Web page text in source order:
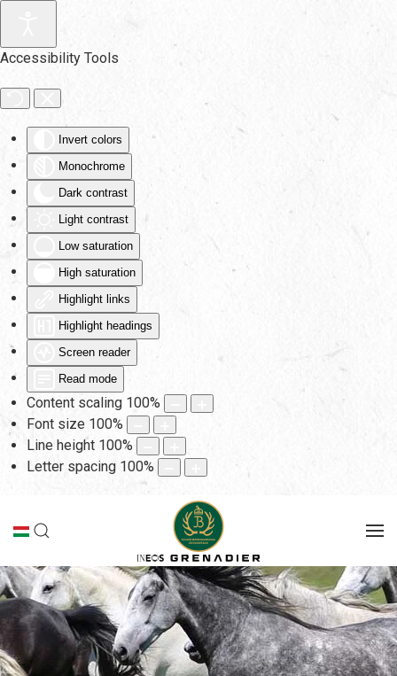
Accessibility Tools
Invert colors
Monochrome
Dark contrast
Light contrast
Low saturation
High saturation
Highlight links
Highlight headings
Screen reader
Read mode
Content scaling 100%
Font size 100%
Line height 100%
Letter spacing 100%
Skip to main content